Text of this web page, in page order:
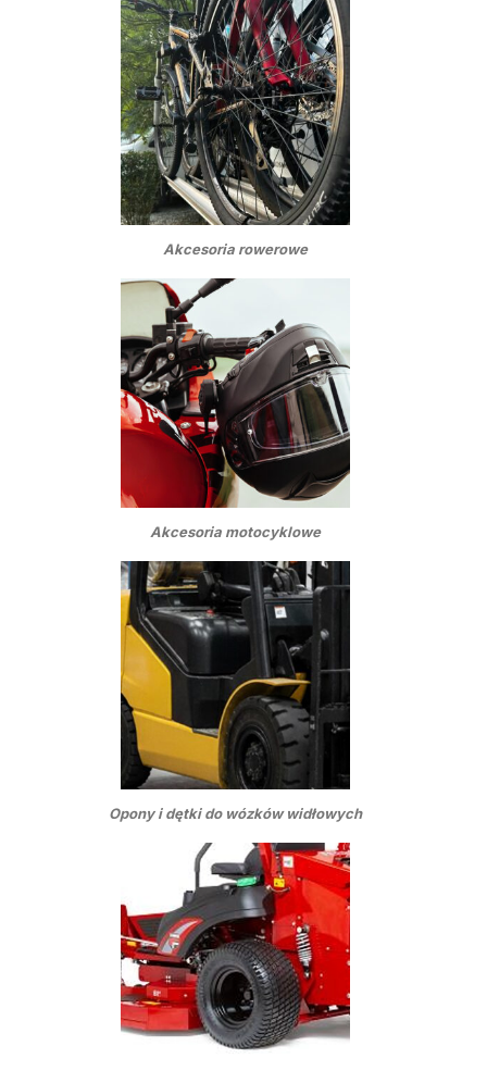
Akcesoria rowerowe
Akcesoria motocyklowe
Opony i dętki do wózków widłowych